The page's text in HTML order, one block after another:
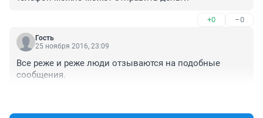
+0 –0
Гость
25 ноября 2016, 23:09
Все реже и реже люди отзываются на подобные
сообщения.